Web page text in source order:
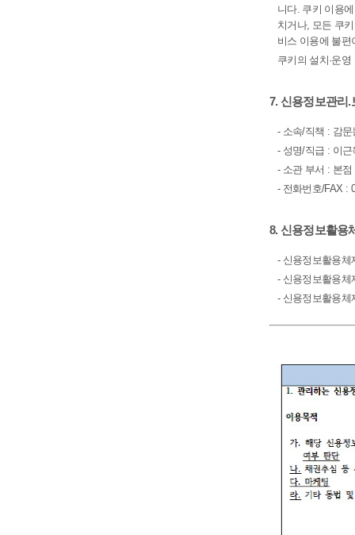
니다. 쿠키 이용
치거나, 모든 쿠
비스 이용에 불편
쿠키의 설치·운
7. 신용정보관리
- 소속/직책 : 감
- 성명/직급 : 이근
- 소관 부서 : 본점
- 전화번호/FAX :
8. 신용정보활용
- 신용정보활용체
- 신용정보활용체
- 신용정보활용체